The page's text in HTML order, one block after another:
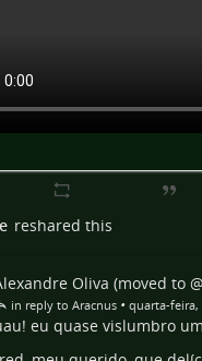
reshared this
Oliva (moved to
in reply to Aracnus • quarta-feira,
eu quase vislumbro